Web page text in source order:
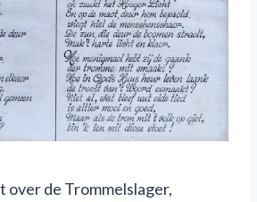
over de Trommelslager,